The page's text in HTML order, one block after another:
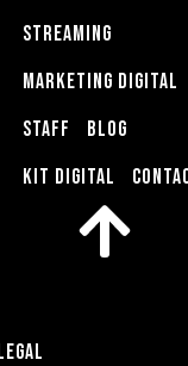
STREAMING
MARKETING DIGITAL
STAFF
BLOG
KIT DIGITAL